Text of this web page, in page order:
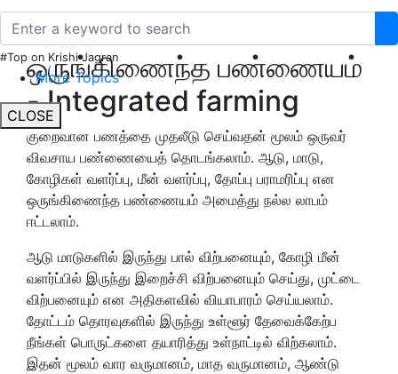
#Top on Krishi Jagran
More Topics
CLOSE
ஒருங்கிணைந்த பண்ணையம்
- Integrated farming
குறைவான பணத்தை முதலீடு செய்வதன் மூலம் ஒருவர்
விவசாய பண்ணையைத் தொடங்கலாம். ஆடு, மாடு,
கோழிகள் வளர்ப்பு, மீன் வளர்ப்பு, தோப்பு பராமரிப்பு என
ஒருங்கிணைந்த பண்ணையம் அமைத்து நல்ல லாபம்
ஈட்டலாம்.
ஆடு மாடுகளில் இருந்து பால் விற்பனையும், கோழி மீன்
வளர்ப்பில் இருந்து இறைச்சி விற்பனையும் செய்து, முட்டை
விற்பனையும் என அதிகளவில் வியாபாரம் செய்யலாம்.
தோட்டம் தொரவுகளில் இருந்து உள்ளூர் தேவைக்கேற்ப
நீங்கள் பொருட்களை தயாரித்து உள்நாட்டில் விற்கலாம்.
இதன் மூலம் வார வருமானம், மாத வருமானம், ஆண்டு